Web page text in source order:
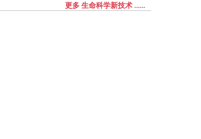
更多 生命科学新技术 ......